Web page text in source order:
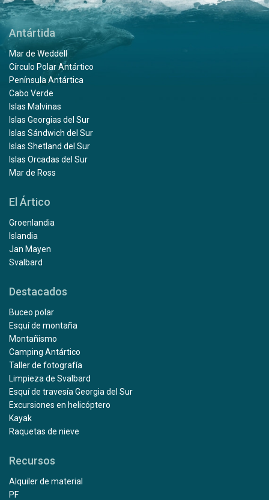
Antártida
Mar de Weddell
Círculo Polar Antártico
Península Antártica
Cabo Verde
Islas Malvinas
Islas Georgias del Sur
Islas Sándwich del Sur
Islas Shetland del Sur
Islas Orcadas del Sur
Mar de Ross
El Ártico
Groenlandia
Islandia
Jan Mayen
Svalbard
Destacados
Buceo polar
Esquí de montaña
Montañismo
Camping Antártico
Taller de fotografía
Limpieza de Svalbard
Esquí de travesía Georgia del Sur
Excursiones en helicóptero
Kayak
Raquetas de nieve
Recursos
Alquiler de material
PF